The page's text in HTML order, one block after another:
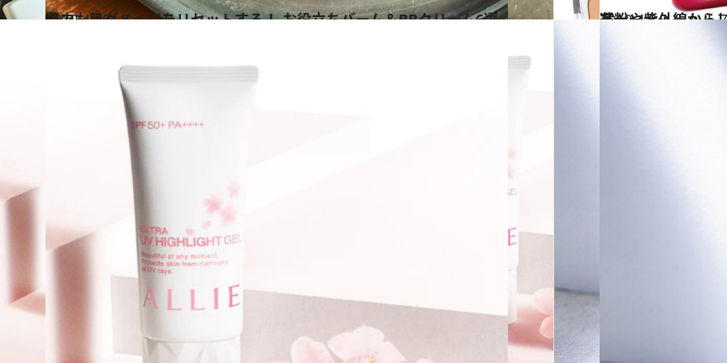
2019.4.10
日中も肌ダメージをリセットする！ お役立ちバーム＆BBクリーム6選
ビューティ＆ヘルス 2019.4.8
花粉や紫外線からしっかりガード！ ゆらぎ肌に優しいベースメイク4選
ビューティ＆ヘル